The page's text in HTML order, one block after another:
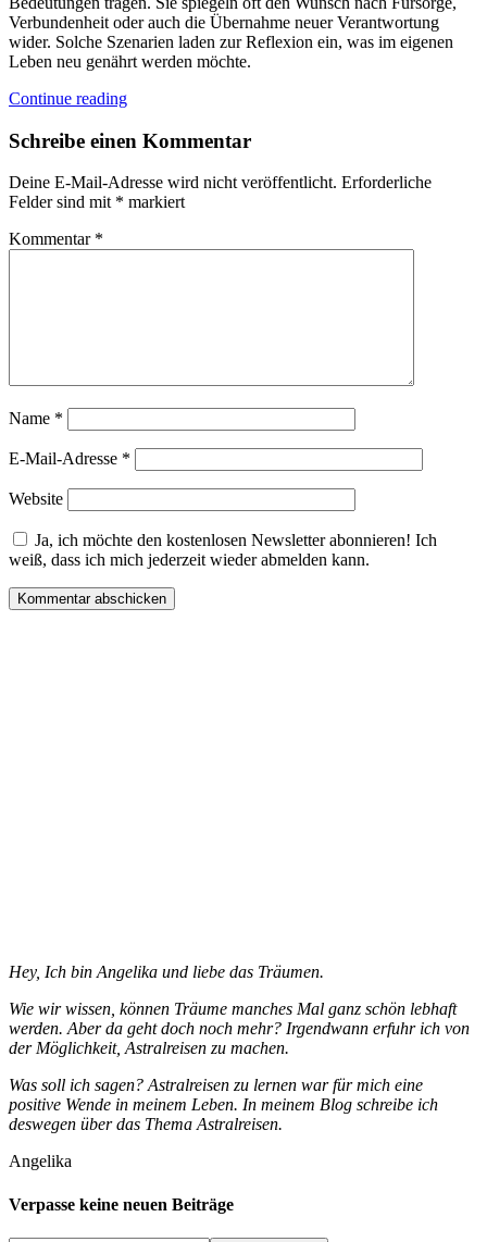
Verbundenheit oder auch die Übernahme neuer Verantwortung
wider. Solche Szenarien laden zur Reflexion ein, was im eigenen
Leben neu genährt werden möchte.
Continue reading
Schreibe einen Kommentar
Deine E-Mail-Adresse wird nicht veröffentlicht. Erforderliche
Felder sind mit * markiert
Kommentar *
Name *
E-Mail-Adresse *
Website
Ja, ich möchte den kostenlosen Newsletter abonnieren! Ich
weiß, dass ich mich jederzeit wieder abmelden kann.
Hey, Ich bin Angelika und liebe das Träumen.
Wie wir wissen, können Träume manches Mal ganz schön lebhaft
werden. Aber da geht doch noch mehr? Irgendwann erfuhr ich von
der Möglichkeit, Astralreisen zu machen.
Was soll ich sagen? Astralreisen zu lernen war für mich eine
positive Wende in meinem Leben. In meinem Blog schreibe ich
deswegen über das Thema Astralreisen.
Angelika
Verpasse keine neuen Beiträge